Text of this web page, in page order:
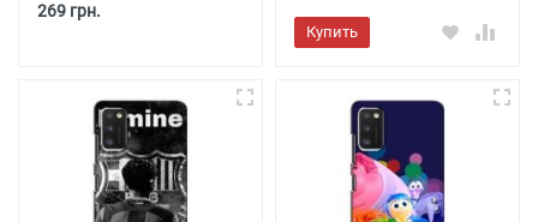
269 грн.
Купить